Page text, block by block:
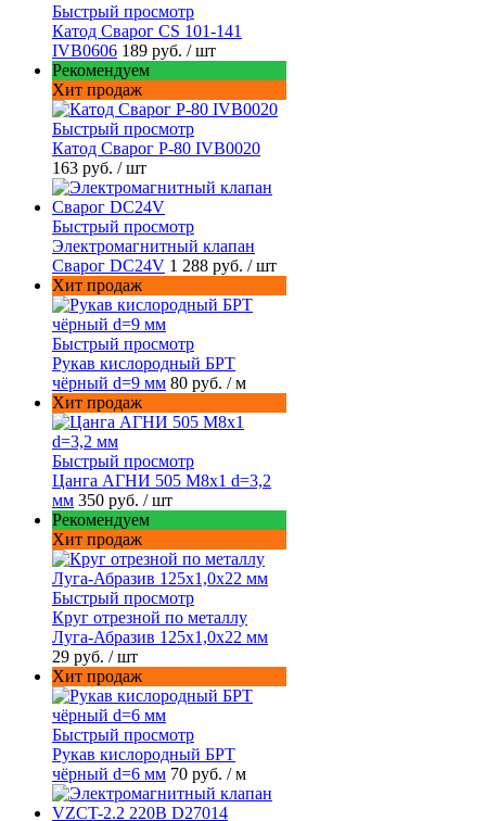
Быстрый просмотр
Катод Сварог CS 101-141
IVB0606 189 руб. / шт
Рекомендуем
Хит продаж
Быстрый просмотр
Катод Сварог P-80 IVB0020
163 руб. / шт
Быстрый просмотр
Электромагнитный клапан
Сварог DC24V 1 288 руб. / шт
Хит продаж
Быстрый просмотр
Рукав кислородный БРТ
чёрный d=9 мм 80 руб. / м
Хит продаж
Быстрый просмотр
Цанга АГНИ 505 М8х1 d=3,2
мм 350 руб. / шт
Рекомендуем
Хит продаж
Быстрый просмотр
Круг отрезной по металлу
Луга-Абразив 125x1,0x22 мм
29 руб. / шт
Хит продаж
Быстрый просмотр
Рукав кислородный БРТ
чёрный d=6 мм 70 руб. / м